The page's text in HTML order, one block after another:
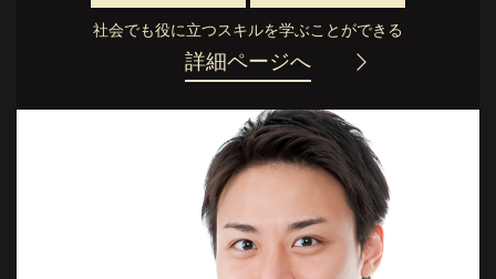
社会でも役に立つスキルを学ぶことができる
詳細ページへ